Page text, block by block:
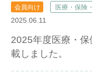
会員向け 医療・保険
2025.06.11
2025年度医療・
載しました。